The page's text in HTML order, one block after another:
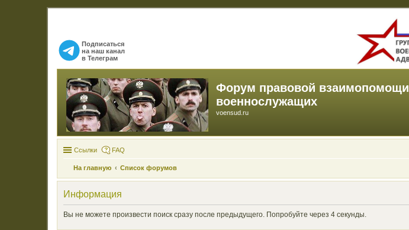
Подписаться
на наш канал
в Телеграм
Форум правовой взаимопомощи
военнослужащих
voensud.ru
Ссылки FAQ
На главную Список форумов
Информация
Вы не можете произвести поиск сразу после предыдущего. Попробуйте через 4 секунды.